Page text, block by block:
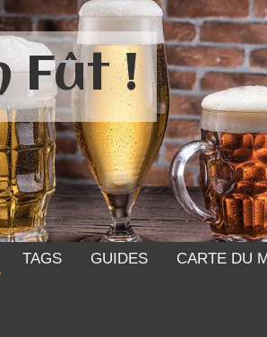
Fût !
TAGS GUIDES CARTE DU